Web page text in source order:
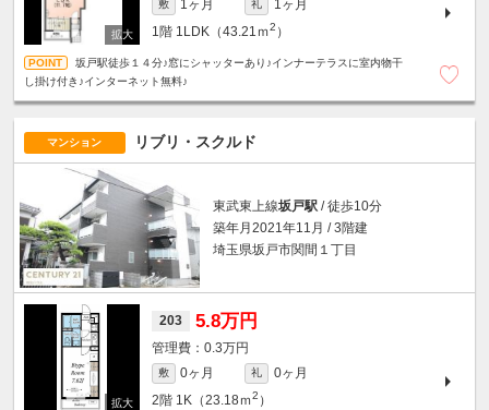
敷 1ヶ月 礼
1ヶ月
1階 1LDK（43.21ｍ2 ）
坂戸駅徒歩１４分♪窓にシャッターあり♪インナーテラスに室内物干
し掛け付き♪インターネット無料♪
マンション リブリ・スクルド
東武東上線坂戸駅 / 徒歩10分
築年月2021年11月 / 3階建
埼玉県坂戸市関間１丁目
203 5.8万円
0.3万円
敷 0ヶ月 礼
0ヶ月
2階 1K（23.18ｍ2 ）